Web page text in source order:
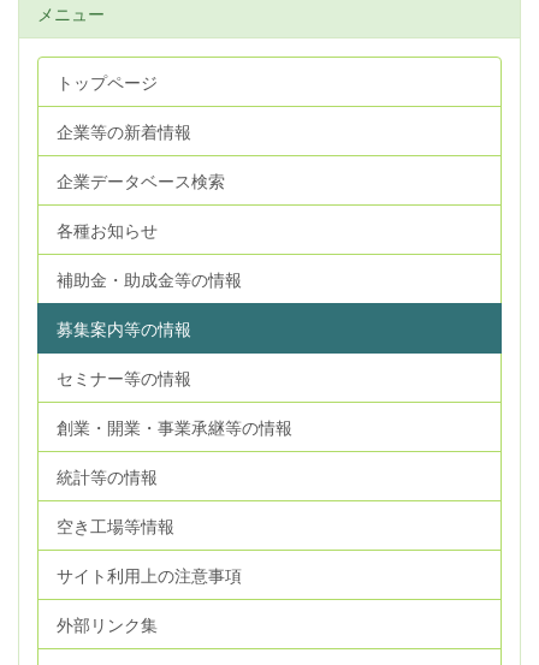
メニュー
トップページ
企業等の新着情報
企業データベース検索
各種お知らせ
補助金・助成金等の情報
募集案内等の情報
セミナー等の情報
創業・開業・事業承継等の情報
統計等の情報
空き工場等情報
サイト利用上の注意事項
外部リンク集